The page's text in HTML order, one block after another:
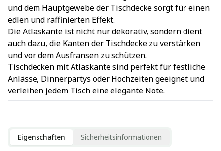
und dem Hauptgewebe der Tischdecke sorgt für einen
edlen und raffinierten Effekt.
Die Atlaskante ist nicht nur dekorativ, sondern dient
auch dazu, die Kanten der Tischdecke zu verstärken
und vor dem Ausfransen zu schützen.
Tischdecken mit Atlaskante sind perfekt für festliche
Anlässe, Dinnerpartys oder Hochzeiten geeignet und
verleihen jedem Tisch eine elegante Note.
Eigenschaften Sicherheitsinformationen